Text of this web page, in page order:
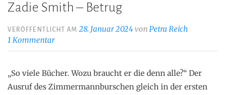
Zadie Smith – Betrug
VERÖFFENTLICHT AM28. Januar 2024vonPetra Reich
1 Kommentar
„So viele Bücher. Wozu braucht er die denn alle?“ Der
Ausruf des Zimmermannburschen gleich in der ersten